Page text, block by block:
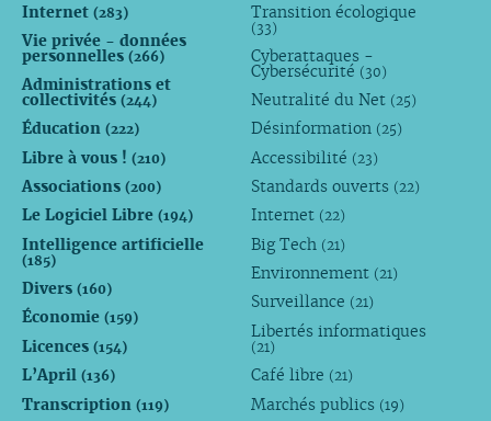
Internet (283)
Vie privée - données
personnelles (266)
Administrations et
collectivités (244)
Éducation (222)
Libre à vous ! (210)
Associations (200)
Le Logiciel Libre (194)
Intelligence artificielle
(185)
Divers (160)
Économie (159)
Licences (154)
L’April (136)
Transcription (119)
Transition écologique
(33)
Cyberattaques -
Cybersécurité (30)
Neutralité du Net (25)
Désinformation (25)
Accessibilité (23)
Standards ouverts (22)
Internet (22)
Big Tech (21)
Environnement (21)
Surveillance (21)
Libertés informatiques
(21)
Café libre (21)
Marchés publics (19)